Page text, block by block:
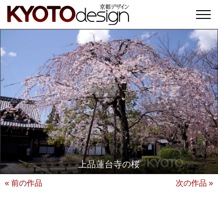
上品蓮台寺の桜
« 前の作品 次の作品 »